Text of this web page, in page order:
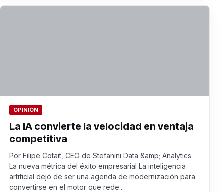
OPINIÓN
La IA convierte la velocidad en ventaja
competitiva
Por Filipe Cotait, CEO de Stefanini Data &amp; Analytics
La nueva métrica del éxito empresarial La inteligencia
artificial dejó de ser una agenda de modernización para
convertirse en el motor que rede...